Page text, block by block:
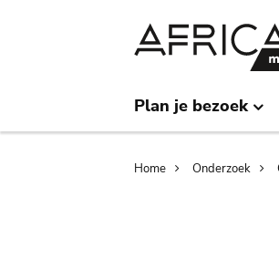
Plan je bezoek
Home Onderzoek